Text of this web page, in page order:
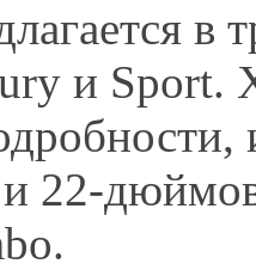
в
и Sport.
22-